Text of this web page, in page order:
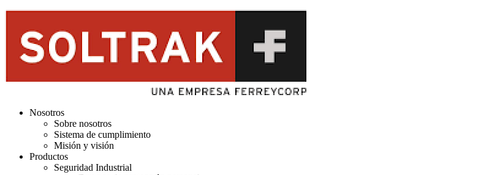
Nosotros
Sobre nosotros
Sistema de cumplimiento
Misión y visión
Productos
Seguridad Industrial